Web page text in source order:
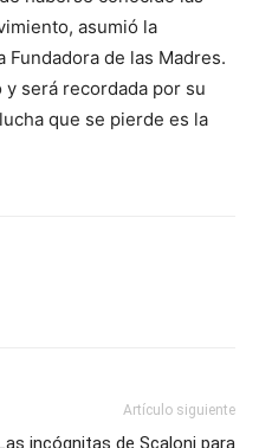
asumió la
de las Madres.
será recordada por su
que se pierde es la
Artículo siguiente
incógnitas de Scaloni para